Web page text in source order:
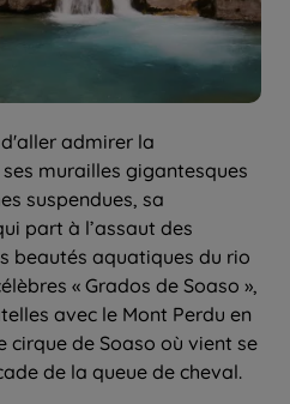
admirer la
murailles gigantesques
suspendues, sa
part à l’assaut des
beautés aquatiques du rio
« Grados de Soaso »,
avec le Mont Perdu en
cirque de Soaso où vient se
de la queue de cheval.